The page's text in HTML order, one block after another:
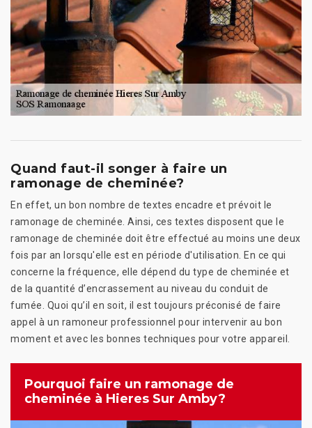
Quand faut-il songer à faire un
ramonage de cheminée?
En effet, un bon nombre de textes encadre et prévoit le
ramonage de cheminée. Ainsi, ces textes disposent que le
ramonage de cheminée doit être effectué au moins une deux
fois par an lorsqu'elle est en période d'utilisation. En ce qui
concerne la fréquence, elle dépend du type de cheminée et
de la quantité d’encrassement au niveau du conduit de
fumée. Quoi qu’il en soit, il est toujours préconisé de faire
appel à un ramoneur professionnel pour intervenir au bon
moment et avec les bonnes techniques pour votre appareil.
Pourquoi faire un ramonage de
cheminée à Hieres Sur Amby?